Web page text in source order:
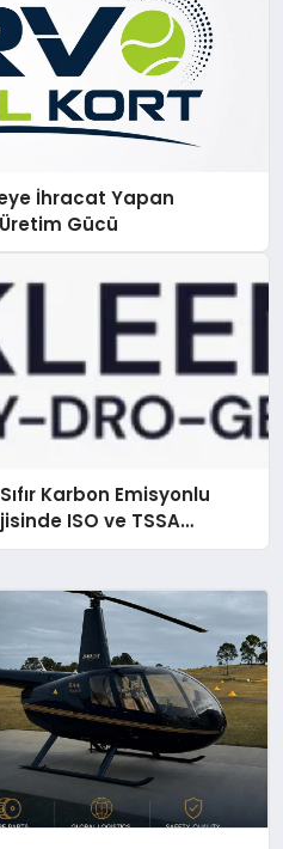
İhracat Yapan
Gücü
Karbon Emisyonlu
ISO ve TSSA